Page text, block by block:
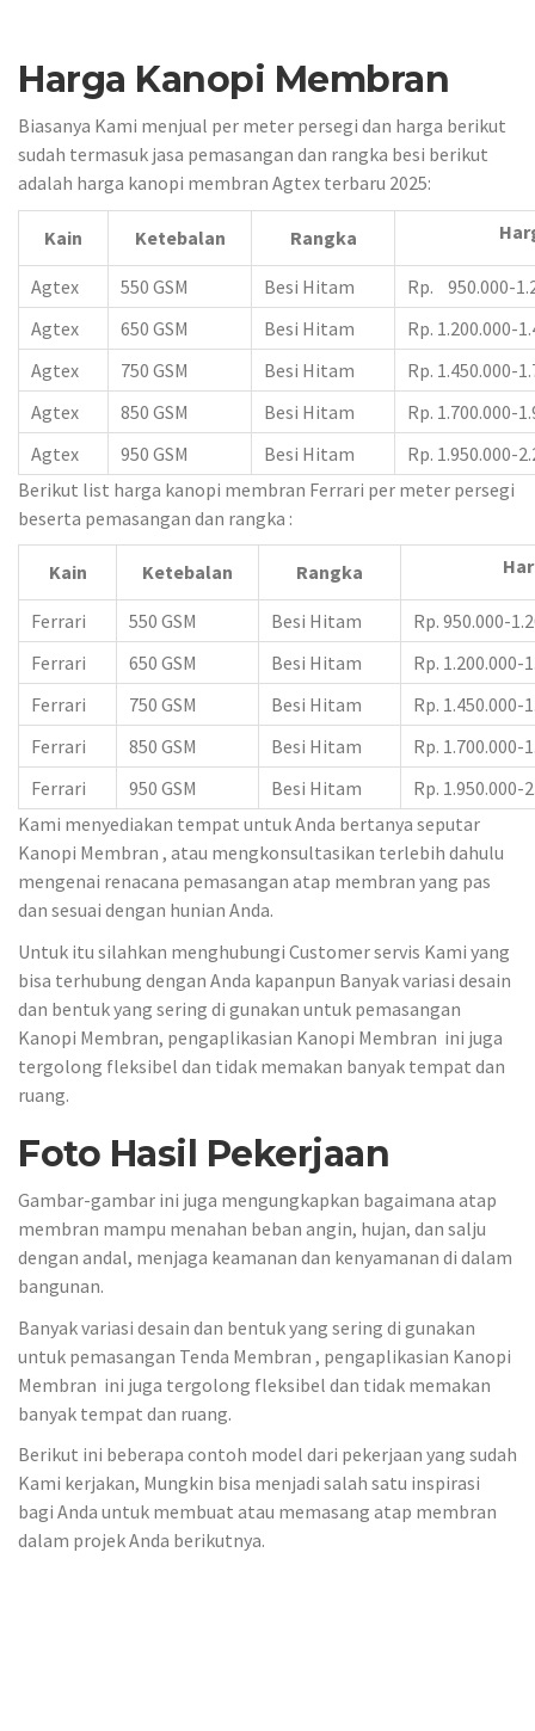
Harga Kanopi Membran
Biasanya Kami menjual per meter persegi dan harga berikut
sudah termasuk jasa pemasangan dan rangka besi berikut
adalah harga kanopi membran Agtex terbaru 2025:
Kain Ketebalan Rangka
Agtex 550 GSM Besi Hitam
Rp. 950.000-
Agtex
650 GSM Besi Hitam
Rp. 1.200.000-
Agtex
750 GSM Besi Hitam
Rp. 1.450.000-
Agtex
850 GSM Besi Hitam
Rp. 1.700.000-
Agtex
950 GSM Besi Hitam
Rp. 1.950.000-
Berikut list harga kanopi membran Ferrari per meter persegi
beserta pemasangan dan rangka :
Kain Ketebalan Rangka
Ferrari 550 GSM Besi Hitam
Rp. 950.000-
Ferrari
650 GSM Besi Hitam
Rp. 1.200.000-
Ferrari
750 GSM Besi Hitam
Rp. 1.450.000-
Ferrari
850 GSM Besi Hitam
Rp. 1.700.000-
Ferrari
950 GSM Besi Hitam
Rp. 1.950.000-
Kami menyediakan tempat untuk Anda bertanya seputar
Kanopi Membran , atau mengkonsultasikan terlebih dahulu
mengenai renacana pemasangan atap membran yang pas
dan sesuai dengan hunian Anda.
Untuk itu silahkan menghubungi Customer servis Kami yang
bisa terhubung dengan Anda kapanpun Banyak variasi desain
dan bentuk yang sering di gunakan untuk pemasangan
Kanopi Membran, pengaplikasian Kanopi Membran ini juga
tergolong fleksibel dan tidak memakan banyak tempat dan
ruang.
Foto Hasil Pekerjaan
Gambar-gambar ini juga mengungkapkan bagaimana atap
membran mampu menahan beban angin, hujan, dan salju
dengan andal, menjaga keamanan dan kenyamanan di dalam
bangunan.
Banyak variasi desain dan bentuk yang sering di gunakan
untuk pemasangan Tenda Membran , pengaplikasian Kanopi
Membran ini juga tergolong fleksibel dan tidak memakan
banyak tempat dan ruang.
Berikut ini beberapa contoh model dari pekerjaan yang sudah
Kami kerjakan, Mungkin bisa menjadi salah satu inspirasi
bagi Anda untuk membuat atau memasang atap membran
dalam projek Anda berikutnya.